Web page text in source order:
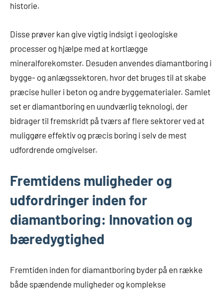
historie.
Disse prøver kan give vigtig indsigt i geologiske
processer og hjælpe med at kortlægge
mineralforekomster. Desuden anvendes diamantboring i
bygge- og anlægssektoren, hvor det bruges til at skabe
præcise huller i beton og andre byggematerialer. Samlet
set er diamantboring en uundværlig teknologi, der
bidrager til fremskridt på tværs af flere sektorer ved at
muliggøre effektiv og præcis boring i selv de mest
udfordrende omgivelser.
Fremtidens muligheder og
udfordringer inden for
diamantboring: Innovation og
bæredygtighed
Fremtiden inden for diamantboring byder på en række
både spændende muligheder og komplekse